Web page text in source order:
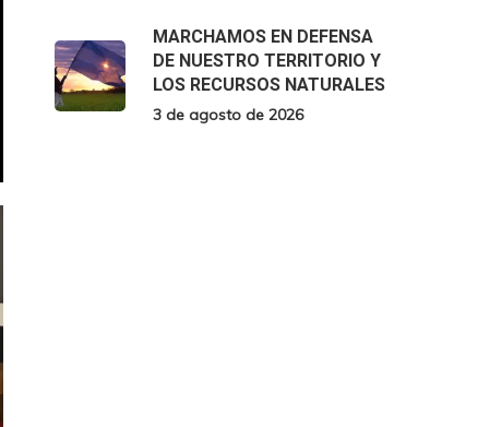
MARCHAMOS EN DEFENSA
DE NUESTRO TERRITORIO Y
LOS RECURSOS NATURALES
3 de agosto de 2026